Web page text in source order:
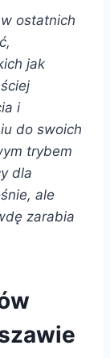
ostatnich
jak
i
do swoich
trybem
dla
ale
zarabia